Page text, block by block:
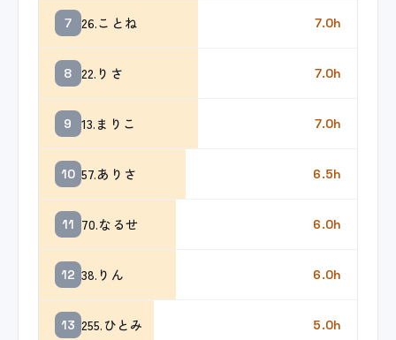
7 26.ことね 7.0h
8 22.りさ 7.0h
9 13.まりこ 7.0h
10 57.ありさ 6.5h
11 70.なるせ 6.0h
12 38.りん 6.0h
13 255.ひとみ 5.0h